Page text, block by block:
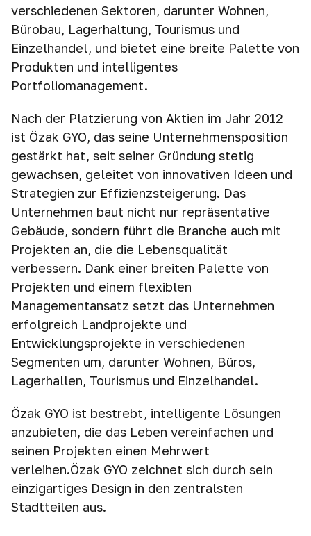
verschiedenen Sektoren, darunter Wohnen,
Bürobau, Lagerhaltung, Tourismus und
Einzelhandel, und bietet eine breite Palette von
Produkten und intelligentes
Portfoliomanagement.
Nach der Platzierung von Aktien im Jahr 2012
ist Özak GYO, das seine Unternehmensposition
gestärkt hat, seit seiner Gründung stetig
gewachsen, geleitet von innovativen Ideen und
Strategien zur Effizienzsteigerung. Das
Unternehmen baut nicht nur repräsentative
Gebäude, sondern führt die Branche auch mit
Projekten an, die die Lebensqualität
verbessern. Dank einer breiten Palette von
Projekten und einem flexiblen
Managementansatz setzt das Unternehmen
erfolgreich Landprojekte und
Entwicklungsprojekte in verschiedenen
Segmenten um, darunter Wohnen, Büros,
Lagerhallen, Tourismus und Einzelhandel.
Özak GYO ist bestrebt, intelligente Lösungen
anzubieten, die das Leben vereinfachen und
seinen Projekten einen Mehrwert
verleihen.Özak GYO zeichnet sich durch sein
einzigartiges Design in den zentralsten
Stadtteilen aus.